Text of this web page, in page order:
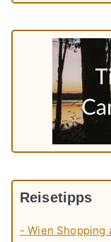
Reisetipps
- Wien Shopping